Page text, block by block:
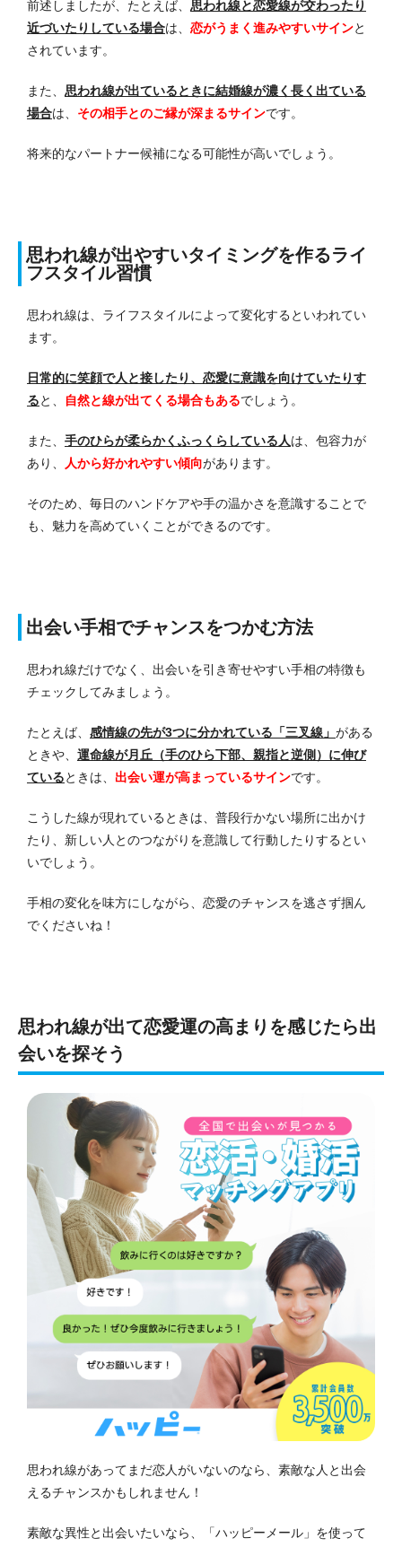
前述しましたが、たとえば、 思われ線と恋愛線が交わったり
近づいたりしている場合は、 恋がうまく進みやすいサインと
されています。
また、 思われ線が出ているときに結婚線が濃く長く出ている
場合は、 その相手とのご縁が深まるサインです。
将来的なパートナー候補になる可能性が高いでしょう。
思われ線が出やすいタイミングを作るライ
フスタイル習慣
思われ線は、ライフスタイルによって変化するといわれてい
ます。
日常的に笑顔で人と接したり、恋愛に意識を向けていたりす
ると、 自然と線が出てくる場合もあるでしょう。
また、 手のひらが柔らかくふっくらしている人は、包容力が
あり、
人から好かれやすい傾向があります。
そのため、毎日のハンドケアや手の温かさを意識することで
も、魅力を高めていくことができるのです。
出会い手相でチャンスをつかむ方法
思われ線だけでなく、出会いを引き寄せやすい手相の特徴も
チェックしてみましょう。
たとえば、 感情線の先が3つに分かれている「三叉線」 がある
ときや、 運命線が月丘（手のひら下部、親指と逆側）に伸び
ているときは、 出会い運が高まっているサインです。
こうした線が現れているときは、普段行かない場所に出かけ
たり、新しい人とのつながりを意識して行動したりする とい
いでしょう。
手相の変化を味方にしながら、恋愛のチャンスを逃さず掴ん
でくださいね！
思われ線が出て恋愛運の高まりを感じたら出
会いを探そう
思われ線があってまだ恋人がいないのなら、素敵な人と出会
えるチャンスかもしれません！
素敵な異性と出会いたいなら、「ハッピーメール」を使って